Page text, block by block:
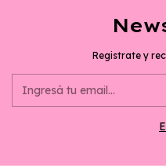
Registrate y